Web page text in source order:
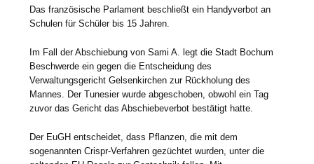
Das französische Parlament beschließt ein Handyverbot an
Schulen für Schüler bis 15 Jahren.
Im Fall der Abschiebung von Sami A. legt die Stadt Bochum
Beschwerde ein gegen die Entscheidung des
Verwaltungsgericht Gelsenkirchen zur Rückholung des
Mannes. Der Tunesier wurde abgeschoben, obwohl ein Tag
zuvor das Gericht das Abschiebeverbot bestätigt hatte.
Der EuGH entscheidet, dass Pflanzen, die mit dem
sogenannten Crispr-Verfahren gezüchtet wurden, unter die